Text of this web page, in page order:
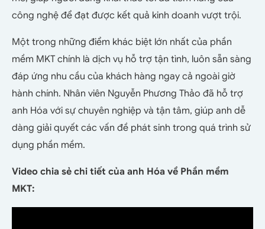
công nghệ để đạt được kết quả kinh doanh vượt trội.
Một trong những điểm khác biệt lớn nhất của phần
mềm MKT chính là dịch vụ hỗ trợ tận tình, luôn sẵn sàng
đáp ứng nhu cầu của khách hàng ngay cả ngoài giờ
hành chính. Nhân viên Nguyễn Phương Thảo đã hỗ trợ
anh Hóa với sự chuyên nghiệp và tận tâm, giúp anh dễ
dàng giải quyết các vấn đề phát sinh trong quá trình sử
dụng phần mềm.
Video chia sẻ chi tiết của anh Hóa về Phần mềm
MKT: